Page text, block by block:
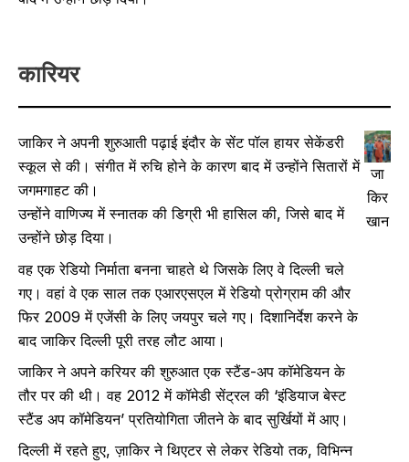
कारियर
जाकिर ने अपनी शुरुआती पढ़ाई इंदौर के सेंट पॉल हायर सेकेंडरी
स्कूल से की। संगीत में रुचि होने के कारण बाद में उन्होंने सितारों में
जगमगाहट की।
उन्होंने वाणिज्य में स्नातक की डिग्री भी हासिल की, जिसे बाद में
उन्होंने छोड़ दिया।
वह एक रेडियो निर्माता बनना चाहते थे जिसके लिए वे दिल्ली चले
गए। वहां वे एक साल तक एआरएसएल में रेडियो प्रोग्राम की और
फिर 2009 में एजेंसी के लिए जयपुर चले गए। दिशानिर्देश करने के
बाद जाकिर दिल्ली पूरी तरह लौट आया।
जाकिर ने अपने करियर की शुरुआत एक स्टैंड-अप कॉमेडियन के
तौर पर की थी। वह 2012 में कॉमेडी सेंट्रल की ‘इंडियाज बेस्ट
स्टैंड अप कॉमेडियन’ प्रतियोगिता जीतने के बाद सुर्खियों में आए।
दिल्ली में रहते हुए, ज़ाकिर ने थिएटर से लेकर रेडियो तक, विभिन्न
जा
किर
खान